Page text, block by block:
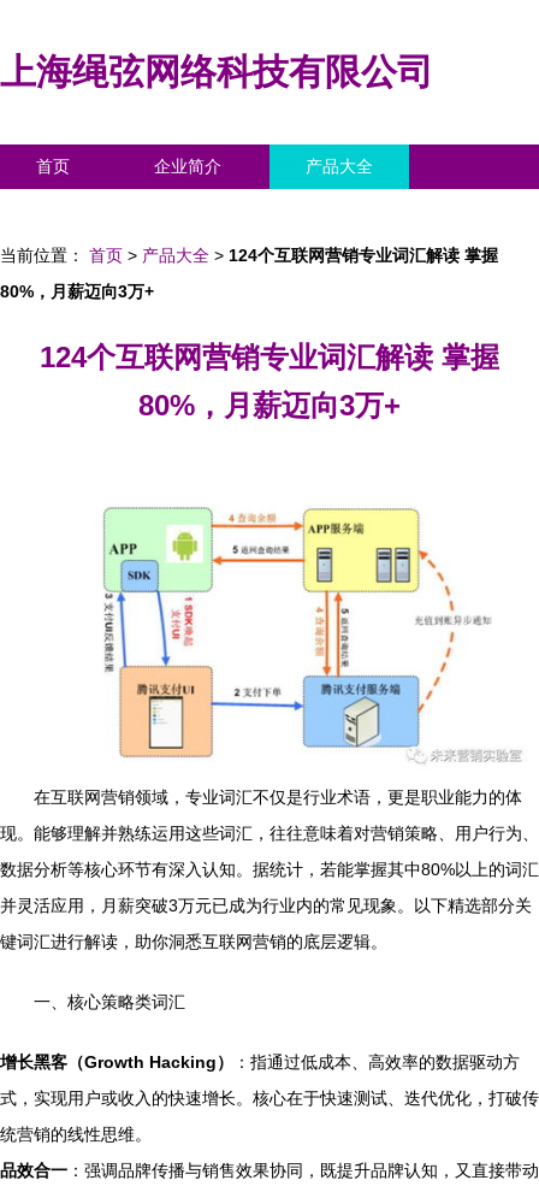
上海绳弦网络科技有限公司
首页 企业简介 产品大全
当前位置： 首页 > 产品大全 > 124个互联网营销专业词汇解读 掌握
80%，月薪迈向3万+
124个互联网营销专业词汇解读 掌握
80%，月薪迈向3万+
在互联网营销领域，专业词汇不仅是行业术语，更是职业能力的体
现。能够理解并熟练运用这些词汇，往往意味着对营销策略、用户行为、
数据分析等核心环节有深入认知。据统计，若能掌握其中80%以上的词汇
并灵活应用，月薪突破3万元已成为行业内的常见现象。以下精选部分关
键词汇进行解读，助你洞悉互联网营销的底层逻辑。
一、核心策略类词汇
增长黑客（Growth Hacking）
：指通过低成本、高效率的数据驱动方
式，实现用户或收入的快速增长。核心在于快速测试、迭代优化，打破传
统营销的线性思维。
品效合一 ：强调品牌传播与销售效果协同，既提升品牌认知，又直接带动